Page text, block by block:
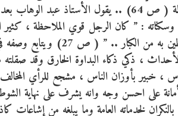
الإله كي يغادر بعدها السلطة ( ص 64) .. يقول
: ” كان الرجل قوي الملاحظة ، كثير
فلم تكن ترضيه أجوبة المحيطين به
، ذكي ذكاء البداوة الخارق وقد صقلته
خبير بأوزان الناس ، مشجع للرأي المخالف
على احسن وجه وانه يشرف على نهاية
لخدماته العامة وما يبلغه من إشاعات